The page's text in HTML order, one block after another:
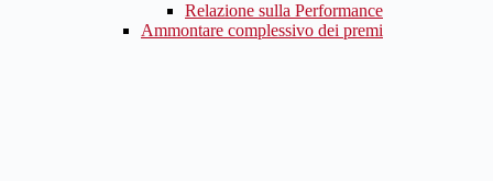
Relazione sulla Performance
Ammontare complessivo dei premi